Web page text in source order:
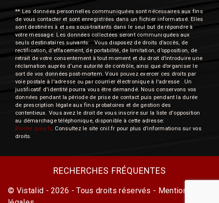
** Les données personnelles communiquées sont nécessaires aux fins
de vous contacter et sont enregistrées dans un fichier informatisé. Elles
sont destinées à et ses sous-traitants dans le seul but de répondre à
votre message. Les données collectées seront communiquées aux
seuls destinataires suivants: . Vous disposez de droits d’accès, de
rectification, d’effacement, de portabilité, de limitation, d’opposition, de
retrait de votre consentement à tout moment et du droit d’introduire une
réclamation auprès d’une autorité de contrôle, ainsi que d’organiser le
sort de vos données post-mortem. Vous pouvez exercer ces droits par
voie postale à l'adresse ou par courrier électronique à l'adresse . Un
justificatif d'identité pourra vous être demandé. Nous conservons vos
données pendant la période de prise de contact puis pendant la durée
de prescription légale aux fins probatoires et de gestion des
contentieux. Vous avez le droit de vous inscrire sur la liste d'opposition
au démarchage téléphonique, disponible à cette adresse:
Bloctel.gouv.fr. Consultez le site cnil.fr pour plus d’informations sur vos
droits.
RECHERCHES FRÉQUENTES
© Vistalid - 2026 - Tous droits réservés - Mentions